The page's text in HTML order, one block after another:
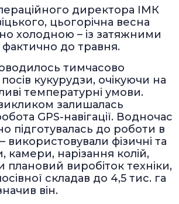
директора ІМК
цьогорічна весна
холодною – із затяжними
до травня.
тимчасово
кукурудзи, очікуючи на
температурні умови.
залишалась
GPS-навігації. Водночас
підготувалась до роботи в
використовували фізичні та
камери, нарізання колій,
плановий виробіток техніки,
складав до 4,5 тис. га
він.